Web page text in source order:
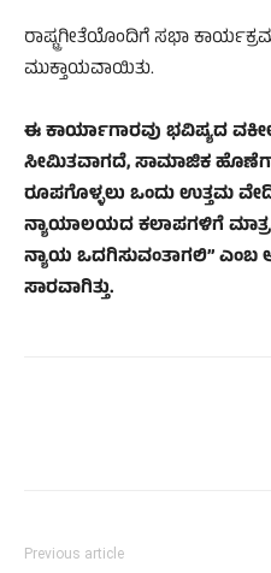
ರಾಷ್ಟ್ರಗೀತೆಯೊಂದಿಗೆ ಸಭಾ
ಮುಕ್ತಾಯವಾಯಿತು.
ಈ ಕಾರ್ಯಾಗಾರವು ಭವಿಷ್ಯದ
ಸೀಮಿತವಾಗದೆ, ಸಾಮಾಜಿಕ
ರೂಪಗೊಳ್ಳಲು ಒಂದು ಉತ್ತಮ
ನ್ಯಾಯಾಲಯದ ಕಲಾಪಗಳಿಗೆ
ನ್ಯಾಯ ಒದಗಿಸುವಂತಾಗಲಿ”
ಸಾರವಾಗಿತ್ತು.
Previous article